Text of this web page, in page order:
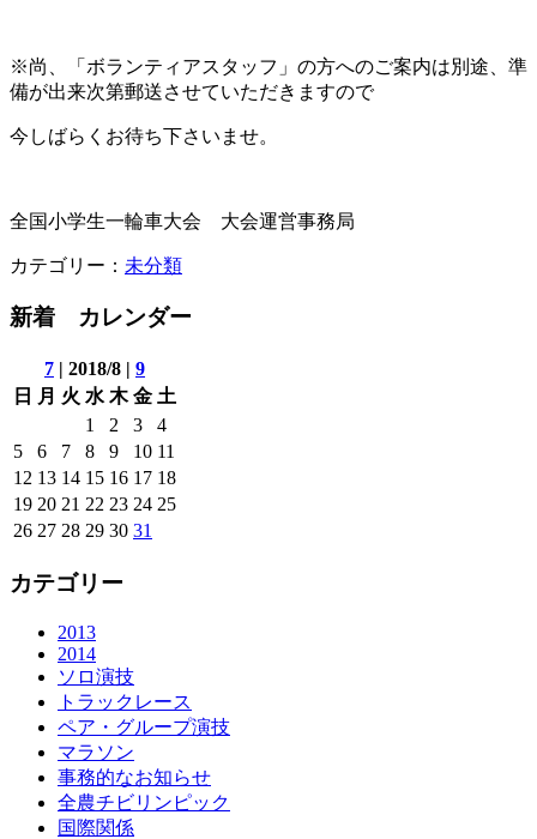
※尚、「ボランティアスタッフ」の方へのご案内は別途、準
備が出来次第郵送させていただきますので
今しばらくお待ち下さいませ。
全国小学生一輪車大会 大会運営事務局
カテゴリー： 未分類
新着 カレンダー
7 | 2018/8 | 9
日
月 火 水 木 金 土
1
2 3
4
5
6 7 8 9 10 11
12 13 14 15 16 17 18
19 20 21 22 23 24 25
26 27 28 29 30 31
カテゴリー
2013
2014
ソロ演技
トラックレース
ペア・グループ演技
マラソン
事務的なお知らせ
全農チビリンピック
国際関係